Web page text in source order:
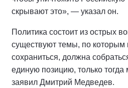
скрывают это», — указал он.
Политика состоит из острых
существуют темы, по которым
сохраниться, должна
единую позицию, только
заявил Дмитрий Медведев.